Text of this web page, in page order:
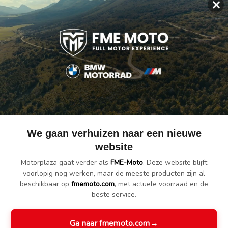
instellen van de kettingspanning en de achterwieluitrichting
die zeer licht maar ook vormvast is. Een dubbele
×
We gaan verhuizen naar een nieuwe
website
Motorplaza gaat verder als FME-Moto. Deze website blijft
voorlopig nog werken, maar de meeste producten zijn al
beschikbaar op fmemoto.com, met actuele voorraad en de
beste service.
Ga naar fmemoto.com→